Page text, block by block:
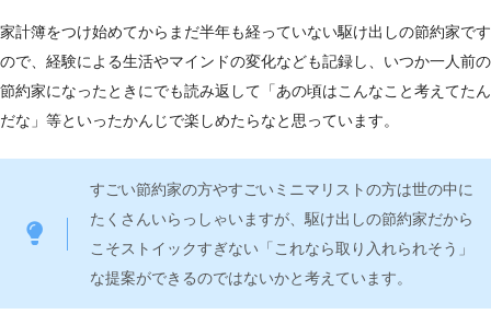
家計簿をつけ始めてからまだ半年も経っていない駆け出しの節約家です
ので、経験による生活やマインドの変化なども記録し、いつか一人前の
節約家になったときにでも読み返して「あの頃はこんなこと考えてたん
だな」等といったかんじで楽しめたらなと思っています。
すごい節約家の方やすごいミニマリストの方は世の中に
たくさんいらっしゃいますが、駆け出しの節約家だから
こそストイックすぎない「これなら取り入れられそう」
な提案ができるのではないかと考えています。